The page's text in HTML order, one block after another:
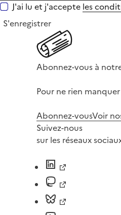
J'ai lu et j'accepte les
S'enregistrer
Abonnez-vous à
Pour ne rien
Abonnez-vousVoir
Suivez-nous
sur les réseaux